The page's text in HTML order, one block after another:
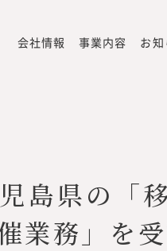
会社情報 事業内容 お知
島県の「
業務」を